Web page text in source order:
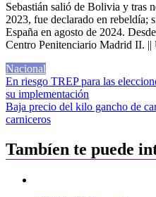
Sebastián salió de Bolivia y tras
2023, fue declarado en rebeldía;
España en agosto de 2024.
Centro Penitenciario Madrid II. ||
Nacional
Navegación
de
entradas
En riesgo TREP para las
su implementación
Baja precio del kilo gancho de
carniceros
Tambíen te puede